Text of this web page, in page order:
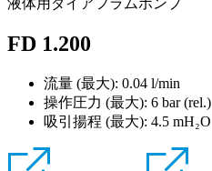
液体用ダイアフラムポンプ
FD 1.200
流量 (最大): 0.04 l/min
操作圧力 (最大): 6 bar (rel.)
吸引揚程 (最大): 4.5 mH₂O